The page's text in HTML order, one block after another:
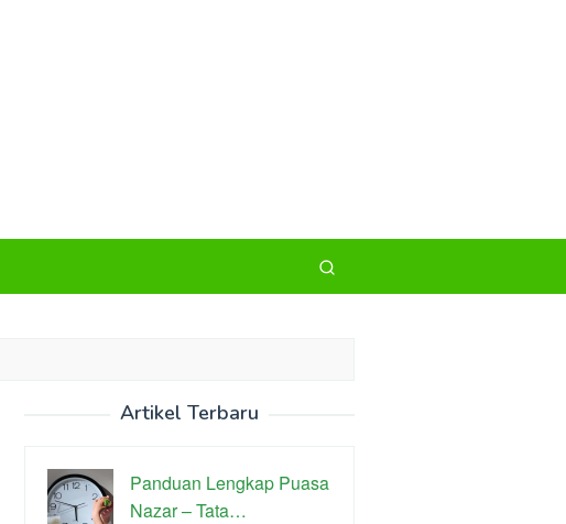
Artikel Terbaru
Panduan Lengkap Puasa
Nazar – Tata…